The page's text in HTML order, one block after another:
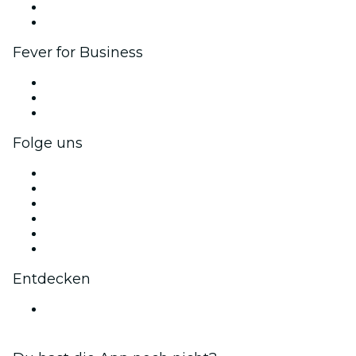
Fever for Business
Folge uns
Entdecken